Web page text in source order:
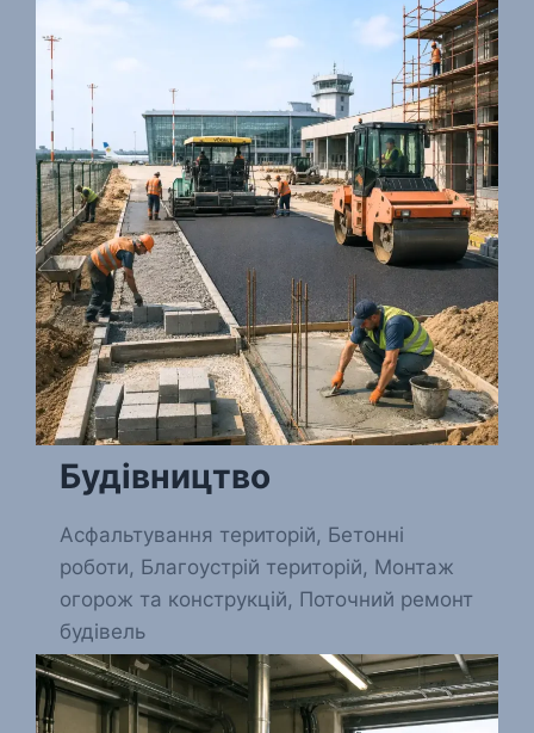
Будівництво
Асфальтування територій, Бетонні
роботи, Благоустрій територій, Монтаж
огорож та конструкцій, Поточний ремонт
будівель